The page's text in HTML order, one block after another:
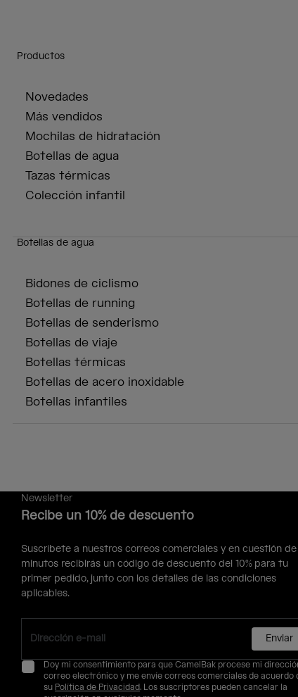
Productos
Novedades
Más vendidos
Mochilas de hidratación
Botellas de agua
Tazas térmicas
Colección infantil
Botellas de agua
Bidones de ciclismo
Botellas de running
Botellas de senderismo
Botellas de viaje
Botellas térmicas
Botellas de acero inoxidable
Botellas infantiles
Newsletter
Recibe un 10% de descuento
Suscríbete a nuestros correos comerciales y en cuestión de
minutos recibirás un código de descuento del 10% para tu
primer pedido, junto con los detalles de las condiciones
aplicables.
Enviar
Doy mi consentimiento para que CamelBak procese mi
correo electrónico y me envíe correos comerciales de acuerdo
su Política de Privacidad. Los suscriptores pueden cancelar la